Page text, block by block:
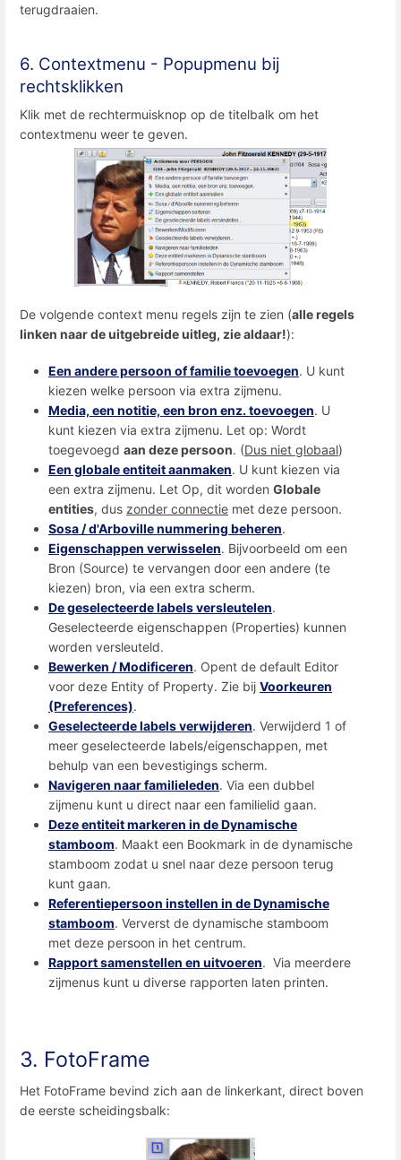
terugdraaien.
6. Contextmenu - Popupmenu bij
rechtsklikken
Klik met de rechtermuisknop op de titelbalk om het
contextmenu weer te geven.
De volgende context menu regels zijn te zien (alle regels
linken naar de uitgebreide uitleg, zie aldaar!):
Een andere persoon of familie toevoegen. U kunt
kiezen welke persoon via extra zijmenu.
Media, een notitie, een bron enz. toevoegen. U
kunt kiezen via extra zijmenu. Let op: Wordt
toegevoegd aan deze persoon. (Dus niet globaal)
Een globale entiteit aanmaken. U kunt kiezen via
een extra zijmenu. Let Op, dit worden Globale
entities, dus zonder connectie met deze persoon.
Sosa / d'Arboville nummering beheren.
Eigenschappen verwisselen. Bijvoorbeeld om een
Bron (Source) te vervangen door een andere (te
kiezen) bron, via een extra scherm.
De geselecteerde labels versleutelen.
Geselecteerde eigenschappen (Properties) kunnen
worden versleuteld.
Bewerken / Modificeren. Opent de default Editor
voor deze Entity of Property. Zie bij Voorkeuren
(Preferences).
Geselecteerde labels verwijderen. Verwijderd 1 of
meer geselecteerde labels/eigenschappen, met
behulp van een bevestigings scherm.
Navigeren naar familieleden. Via een dubbel
zijmenu kunt u direct naar een familielid gaan.
Deze entiteit markeren in de Dynamische
stamboom. Maakt een Bookmark in de dynamische
stamboom zodat u snel naar deze persoon terug
kunt gaan.
Referentiepersoon instellen in de Dynamische
stamboom. Ververst de dynamische stamboom
met deze persoon in het centrum.
Rapport samenstellen en uitvoeren. Via meerdere
zijmenus kunt u diverse rapporten laten printen.
3. FotoFrame
Het FotoFrame bevind zich aan de linkerkant, direct boven
de eerste scheidingsbalk: